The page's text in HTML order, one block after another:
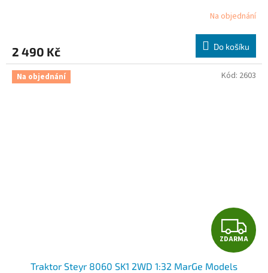
R
M
A
Na objednání
2 490 Kč Do košíku
Na objednání
Z
D
ZDARMA
Traktor Steyr 8060 SK1 2WD 1:32 MarGe Models
Kód: 2603